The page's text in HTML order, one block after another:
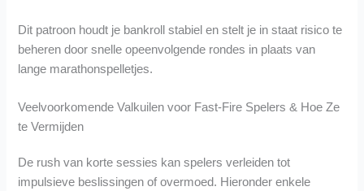
Dit patroon houdt je bankroll stabiel en stelt je in staat risico te
beheren door snelle opeenvolgende rondes in plaats van
lange marathonspelletjes.
Veelvoorkomende Valkuilen voor Fast‑Fire Spelers & Hoe Ze
te Vermijden
De rush van korte sessies kan spelers verleiden tot
impulsieve beslissingen of overmoed. Hieronder enkele